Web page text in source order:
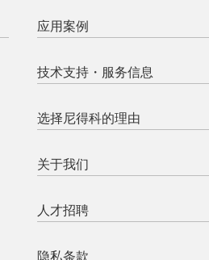
应用案例
技术支持・服务信息
选择尼得科的理由
关于我们
人才招聘
隐私条款